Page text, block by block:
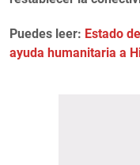
Puedes leer: Estado
ayuda humanitaria a